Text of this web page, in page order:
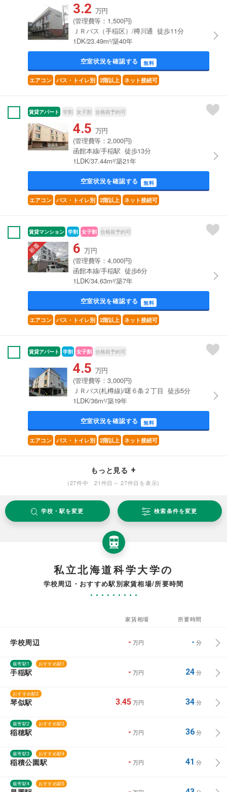
3.2 万円
(管理費等：1,500円)
ＪＲバス（手稲区）/樽川通 徒歩11分
1DK/23.49m²/築40年
空室状況を確認する 無料
エアコン バス・トイレ別 2階以上 ネット接続可
賃貸アパート 学割 女子割 合格前予約可
4.5 万円
(管理費等：2,000円)
函館本線/手稲駅 徒歩13分
1LDK/37.44m²/築21年
空室状況を確認する 無料
エアコン バス・トイレ別 2階以上 ネット接続可
賃貸マンション 学割 女子割 合格前予約可
6 万円
(管理費等：4,000円)
函館本線/手稲駅 徒歩6分
1LDK/34.63m²/築7年
空室状況を確認する 無料
エアコン バス・トイレ別 2階以上 ネット接続可
賃貸アパート 学割 女子割 合格前予約可
4.5 万円
(管理費等：3,000円)
ＪＲバス(札樽線)/曙６条２丁目 徒歩5分
1LDK/36m²/築19年
空室状況を確認する 無料
エアコン バス・トイレ別 2階以上 ネット接続可
もっと見る
(27件中 21件目～ 27件目を表示)
学校・駅を変更 検索条件を変更
私立北海道科学大学の
学校周辺・おすすめ駅別家賃相場/所要時間
家賃相場 所要時間
学校周辺 - 万円 - 分
最寄駅1 おすすめ駅1
手稲駅 - 万円 24分
おすすめ駅2
琴似駅 3.45 万円 34分
最寄駅2 おすすめ駅3
稲穂駅 - 万円 36分
最寄駅3 おすすめ駅4
稲積公園駅 - 万円 41 分
最寄駅4 おすすめ駅5